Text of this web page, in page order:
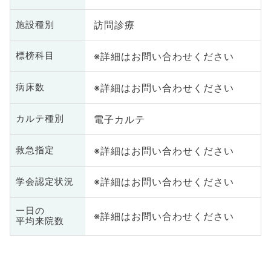
施設種別 訪問診療
標榜科目 ※詳細はお問い合わせください
病床数 ※詳細はお問い合わせください
カルテ種別 電子カルテ
救急指定 ※詳細はお問い合わせください
学会認定状況 ※詳細はお問い合わせください
一日の
平均来院数
※詳細はお問い合わせください